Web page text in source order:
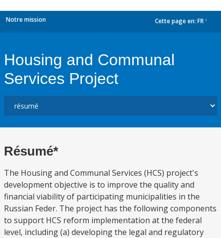
Notre mission Cette page en: FR
Housing and Communal
Services Project
Résumé*
The Housing and Communal Services (HCS) project's
development objective is to improve the quality and
financial viability of participating municipalities in the
Russian Feder. The project has the following components
to support HCS reform implementation at the federal
level, including (a) developing the legal and regulatory